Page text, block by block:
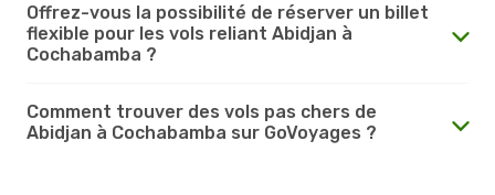
Offrez-vous la possibilité de réserver un billet
flexible pour les vols reliant Abidjan à
Cochabamba ?
Comment trouver des vols pas chers de
Abidjan à Cochabamba sur GoVoyages ?